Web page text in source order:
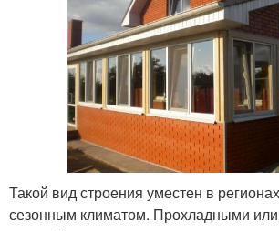
Такой вид строения уместен в
сезонным климатом. Прохладными